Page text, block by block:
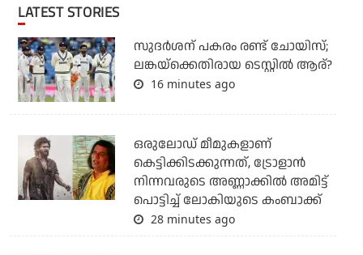
LATEST STORIES
സുദര്‍ശന് പകരം രണ്ട് ചോയിസ്;
ലങ്കയ്‌ക്കെതിരായ ടെസ്റ്റില്‍ ആര്?
16 minutes ago
ഒരുലോഡ് മീമുകളാണ്
കെട്ടിക്കിടക്കുന്നത്, ട്രോളാന്‍
നിന്നവരുടെ അണ്ണാക്കില്‍ അമിട്ട്
പൊട്ടിച്ച് ലോകിയുടെ കംബാക്ക്
28 minutes ago